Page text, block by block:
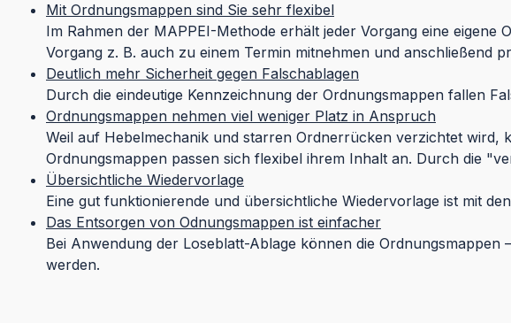
Mit Ordnungsmappen sind Sie sehr flexibel
Im Rahmen der MAPPEI-Methode erhält jeder Vorgang eine
Vorgang z. B. auch zu einem Termin mitnehmen und anschließend
Deutlich mehr Sicherheit gegen Falschablagen
Durch die eindeutige Kennzeichnung der Ordnungsmappen fallen
Ordnungsmappen nehmen viel weniger Platz in Anspruch
Weil auf Hebelmechanik und starren Ordnerrücken verzichtet wird,
Ordnungsmappen passen sich flexibel ihrem Inhalt an. Durch die
Übersichtliche Wiedervorlage
Eine gut funktionierende und übersichtliche Wiedervorlage ist mit
Das Entsorgen von Odnungsmappen ist einfacher
Bei Anwendung der Loseblatt-Ablage können die
werden.